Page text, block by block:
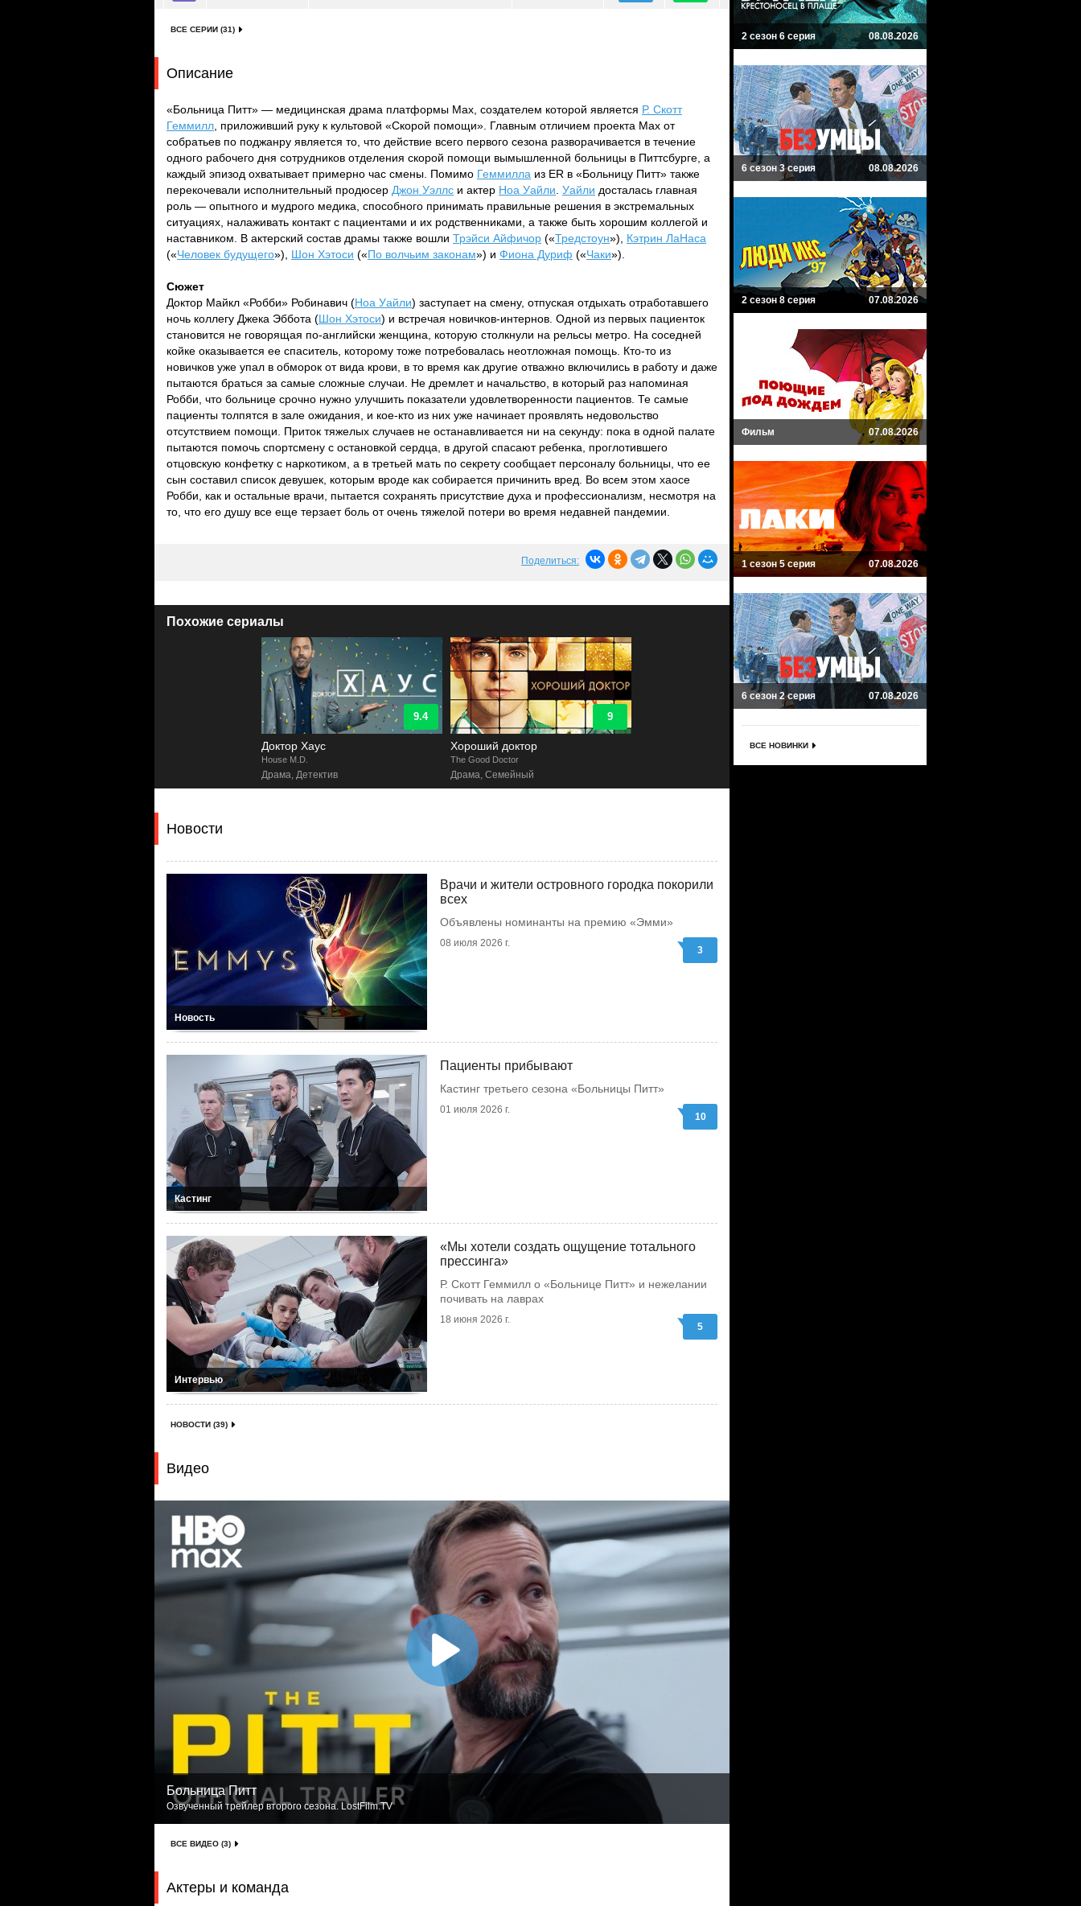
ВСЕ СЕРИИ (31)
Описание
«Больница Питт» — медицинская драма платформы Max, создателем которой является Р. Скотт
Геммилл , приложивший руку к культовой «Скорой помощи». Главным отличием проекта Max от
собратьев по поджанру является то, что действие всего первого сезона разворачивается в течение
одного рабочего дня сотрудников отделения скорой помощи вымышленной больницы в Питтсбурге, а
каждый эпизод охватывает примерно час смены. Помимо Геммилла из ER в «Больницу Питт» также
перекочевали исполнительный продюсер Джон Уэллс и актер Ноа Уайли Уайли досталась главная
роль — опытного и мудрого медика, способного принимать правильные решения в экстремальных
ситуациях, налаживать контакт с пациентами и их родственниками, а также быть хорошим коллегой и
наставником. В актерский состав драмы также вошли Трэйси Айфичор («Тредстоун»), Кэтрин ЛаНаса
(«Человек будущего»), Шон Хэтоси («По волчьим законам») и Фиона Дуриф («Чаки»).
Сюжет
Доктор Майкл «Робби» Робинавич (Ноа Уайли) заступает на смену, отпуская отдыхать отработавшего
ночь коллегу Джека Эббота (Шон Хэтоси) и встречая новичков-интернов. Одной из первых пациенток
становится не говорящая по-английски женщина, которую столкнули на рельсы метро. На соседней
койке оказывается ее спаситель, которому тоже потребовалась неотложная помощь. Кто-то из
новичков уже упал в обморок от вида крови, в то время как другие отважно включились в работу и даже
пытаются браться за самые сложные случаи. Не дремлет и начальство, в который раз напоминая
Робби, что больнице срочно нужно улучшить показатели удовлетворенности пациентов. Те самые
пациенты толпятся в зале ожидания, и кое-кто из них уже начинает проявлять недовольство
отсутствием помощи. Приток тяжелых случаев не останавливается ни на секунду: пока в одной палате
пытаются помочь спортсмену с остановкой сердца, в другой спасают ребенка, проглотившего
отцовскую конфетку с наркотиком, а в третьей мать по секрету сообщает персоналу больницы, что ее
сын составил список девушек, которым вроде как собирается причинить вред. Во всем этом хаосе
Робби, как и остальные врачи, пытается сохранять присутствие духа и профессионализм, несмотря на
то, что его душу все еще терзает боль от очень тяжелой потери во время недавней пандемии.
Поделиться:
Похожие сериалы
9.4
Доктор Хаус
House M.D.
Драма, Детектив
9
Хороший доктор
The Good Doctor
Драма, Семейный
Новости
Новость
Врачи и жители островного городка покорили
всех
Объявлены номинанты на премию «Эмми»
08 июля 2026 г.
3
Кастинг
Пациенты прибывают
Кастинг третьего сезона «Больницы Питт»
01 июля 2026 г.
10
Интервью
«Мы хотели создать ощущение тотального
прессинга»
Р. Скотт Геммилл о «Больнице Питт» и нежелании
почивать на лаврах
18 июня 2026 г.
5
НОВОСТИ (39)
Видео
Больница Питт
Озвученный трейлер второго сезона. LostFilm.TV
ВСЕ ВИДЕО (3)
Актеры и команда
2 сезон 6 серия 08.08.2026
6 сезон 3 серия 08.08.2026
2 сезон 8 серия 07.08.2026
Фильм 07.08.2026
1 сезон 5 серия 07.08.2026
6 сезон 2 серия 07.08.2026
ВСЕ НОВИНКИ